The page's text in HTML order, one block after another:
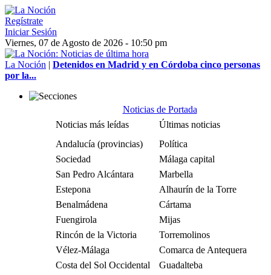
Regístrate
Iniciar Sesión
Viernes, 07 de Agosto de 2026 - 10:50 pm
La Noción | Detenidos en Madrid y en Córdoba cinco personas
por la...
Noticias de Portada
Noticias más leídas
Últimas noticias
Andalucía (provincias)
Política
Sociedad
Málaga capital
San Pedro Alcántara
Marbella
Estepona
Alhaurín de la Torre
Benalmádena
Cártama
Fuengirola
Mijas
Rincón de la Victoria
Torremolinos
Vélez-Málaga
Comarca de Antequera
Costa del Sol Occidental
Guadalteba